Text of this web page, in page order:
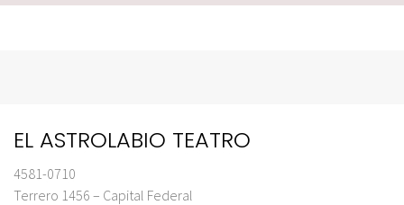
EL ASTROLABIO TEATRO
4581-0710
Terrero 1456 – Capital Federal